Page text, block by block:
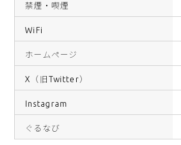
禁煙・喫煙
WiFi
ホームページ
X（旧Twitter）
Instagram
ぐるなび